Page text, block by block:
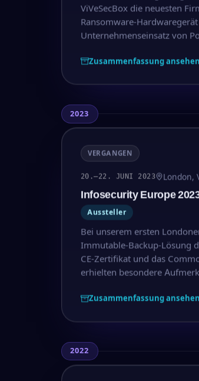
ViVeSecBox die neuesten
Ransomware-
Unternehmenseinsatz von
Zusammenfassung ansehen
2023
VERGANGEN
20.–22. JUNI 2023 London,
Infosecurity Europe
Aussteller
Bei unserem ersten
Immutable-Backup-Lösung
CE-Zertifikat und das
erhielten besondere
Zusammenfassung ansehen
2022